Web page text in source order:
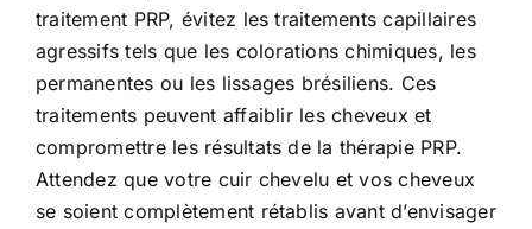
traitement PRP, évitez les traitements capillaires
agressifs tels que les colorations chimiques, les
permanentes ou les lissages brésiliens. Ces
traitements peuvent affaiblir les cheveux et
compromettre les résultats de la thérapie PRP.
Attendez que votre cuir chevelu et vos cheveux
se soient complètement rétablis avant d’envisager